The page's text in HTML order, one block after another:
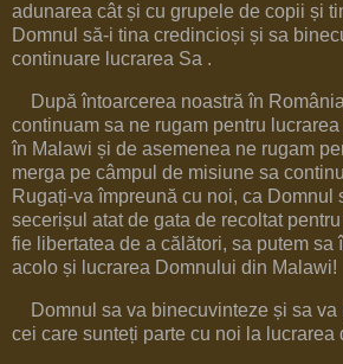
adunarea cât și cu grupele de copii și
Domnul să-i tina credincioși și sa
continuare lucrarea Sa .
După întoarcerea noastră în
continuam sa ne rugam pentru
în Malawi și de asemenea ne rugam
merga pe câmpul de misiune sa
Rugați-va împreună cu noi, ca Domnul
secerișul atat de gata de recoltat
fie libertatea de a călători, sa putem sa
acolo și lucrarea Domnului din Malawi!
Domnul sa va binecuvinteze și sa va
cei care sunteți parte cu noi la lucrarea